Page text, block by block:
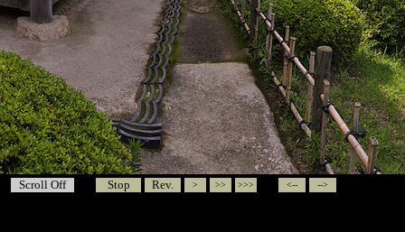
Scroll Off Stop Rev. > >> >>> <-- -->